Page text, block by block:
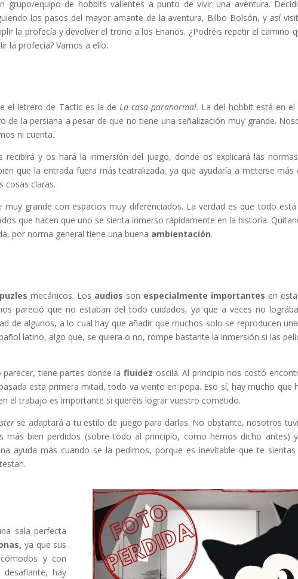
grupo/equipo de hobbits valientes a punto de vivir una aventura.
los pasos del mayor amante de la aventura, Bilbo Bolsón, y así
la profecía y devolver el trono a los Enanos. ¿Podréis repetir el camino
la profecía? Vamos a ello.
el letrero de Tactic es la de La casa paranormal. La del hobbit está en el
de la persiana a pesar de que no tiene una señalización muy grande.
ni cuenta.
recibirá y os hará la inmersión del juego, donde os explicará las
que la entrada fuera más teatralizada, ya que ayudaría a meterse más
cosas claras.
muy grande con espacios muy diferenciados. La verdad es que todo
que hacen que uno se sienta inmerso rápidamente en la historia.
por norma general tiene una buena ambientación.
puzles mecánicos. Los audios son especialmente importantes en
pareció que no estaban del todo cuidados, ya que a veces no
de algunos, a lo cual hay que añadir que muchos solo se reproducen
latino, algo que, se quiera o no, rompe bastante la inmersión si las
tiene partes donde la fluidez oscila. Al principio nos costó
esta primera mitad, todo va viento en popa. Eso sí, hay mucho que
el trabajo es importante si queréis lograr vuestro cometido.
se adaptará a tu estilo de juego para darlas. No obstante, nosotros
más bien perdidos (sobre todo al principio, como hemos dicho antes)
ayuda más cuando se la pedimos, porque es inevitable que te sientas
sala perfecta
ya que sus
y con
hay